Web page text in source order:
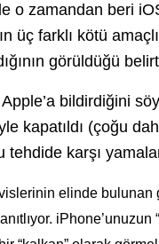
o zamandan beri
üç farklı kötü
görüldüğü
bildirdiğini
kapatıldı (çoğu
karşı
elinde bulunan